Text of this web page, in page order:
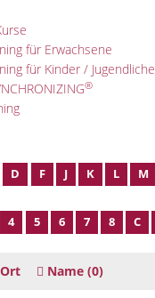
für Erwachsene
für Kinder / Jugendliche
®
D F J K L M
4 5 6 7 8 C
Ort Name (0)